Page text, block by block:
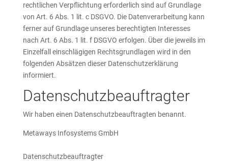
rechtlichen Verpflichtung erforderlich sind auf Grundlage
von Art. 6 Abs. 1 lit. c DSGVO. Die Datenverarbeitung kann
ferner auf Grundlage unseres berechtigten Interesses
nach Art. 6 Abs. 1 lit. f DSGVO erfolgen. Über die jeweils im
Einzelfall einschlägigen Rechtsgrundlagen wird in den
folgenden Absätzen dieser Datenschutzerklärung
informiert.
Datenschutz­beauftragter
Wir haben einen Datenschutzbeauftragten benannt.
Metaways Infosystems GmbH
Datenschutzbeauftragter